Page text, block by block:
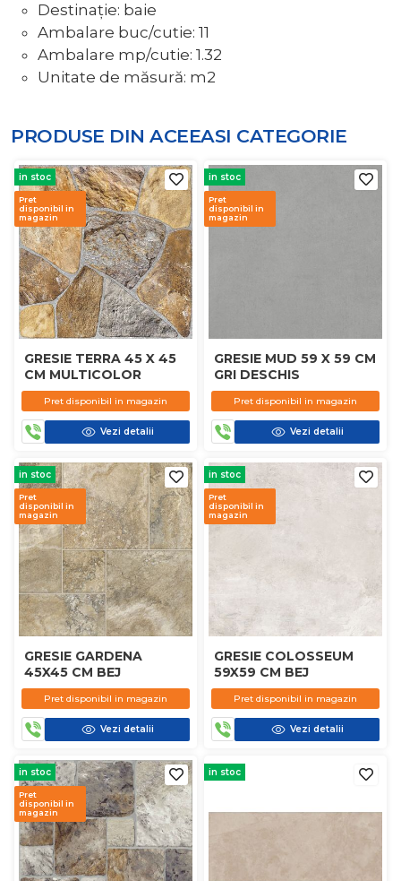
Destinație: baie
Ambalare buc/cutie: 11
Ambalare mp/cutie: 1.32
Unitate de măsură: m2
PRODUSE DIN ACEEASI CATEGORIE
in stoc
Pret
disponibil in
magazin
GRESIE TERRA 45 X 45
CM MULTICOLOR
Pret disponibil in magazin
Vezi detalii
in stoc
Pret
disponibil in
magazin
GRESIE MUD 59 X 59 CM
GRI DESCHIS
Pret disponibil in magazin
Vezi detalii
in stoc
Pret
disponibil in
magazin
GRESIE GARDENA
45X45 CM BEJ
Pret disponibil in magazin
Vezi detalii
in stoc
Pret
disponibil in
magazin
GRESIE COLOSSEUM
59X59 CM BEJ
Pret disponibil in magazin
Vezi detalii
in stoc
Pret
disponibil in
magazin
in stoc